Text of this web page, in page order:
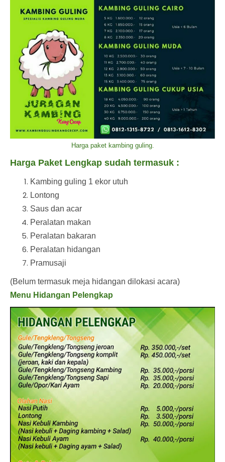
Harga paket kambing guling.
Harga Paket Lengkap sudah termasuk :
Kambing guling 1 ekor utuh
Lontong
Saus dan acar
Peralatan makan
Peralatan bakaran
Peralatan hidangan
Pramusaji
(Belum termasuk meja hidangan dilokasi acara)
Menu Hidangan Pelengkap